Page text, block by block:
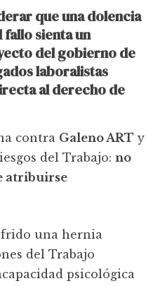
que una dolencia
sienta un
del gobierno de
laboralistas
al derecho de
contra Galeno ART y
del Trabajo: no
atribuirse
una hernia
del Trabajo
psicológica